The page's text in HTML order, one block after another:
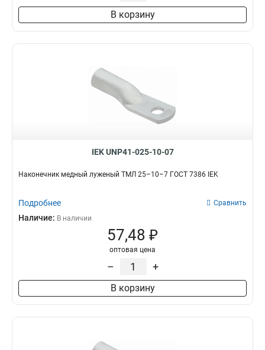
В корзину
IEK UNP41-025-10-07
Наконечник медный луженый ТМЛ 25–10–7 ГОСТ 7386 IEK
Подробнее Сравнить
Наличие: В наличии
57,48 ₽
оптовая цена
– +
В корзину